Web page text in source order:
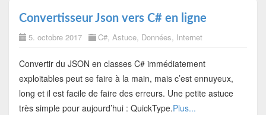
Convertisseur Json vers C# en ligne
5. octobre 2017 C#, Astuce, Données, Internet
Convertir du JSON en classes C# immédiatement
exploitables peut se faire à la main, mais c’est ennuyeux,
long et il est facile de faire des erreurs. Une petite astuce
très simple pour aujourd’hui : QuickType.Plus...